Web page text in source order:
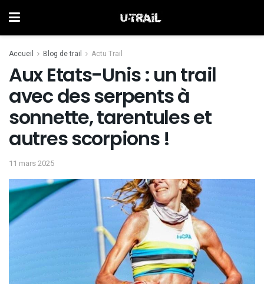
Accueil Blog de trail Actu Trail
Aux Etats-Unis : un trail
avec des serpents à
sonnette, tarentules et
autres scorpions !
11 mars 2025